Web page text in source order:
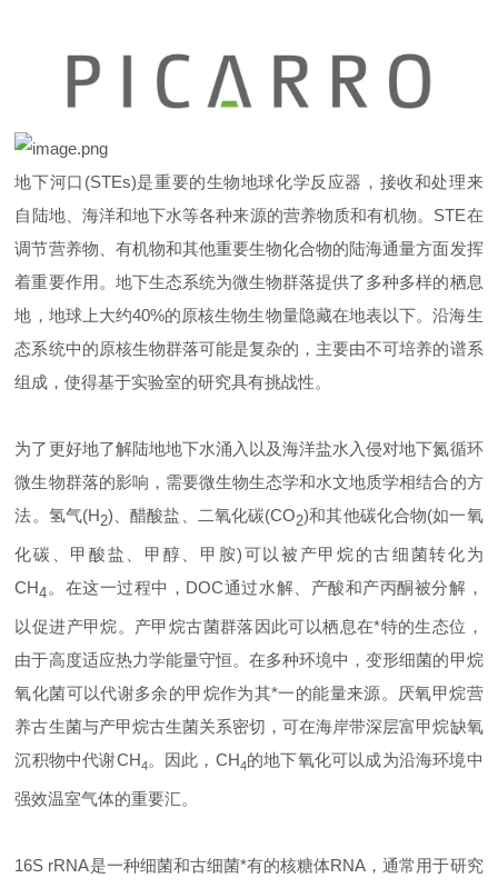
地下河口(STEs)是重要的生物地球化学反应器，接收和处理来
自陆地、海洋和地下水等各种来源的营养物质和有机物。STE在
调节营养物、有机物和其他重要生物化合物的陆海通量方面发挥
着重要作用。地下生态系统为微生物群落提供了多种多样的栖息
地，地球上大约40%的原核生物生物量隐藏在地表以下。沿海生
态系统中的原核生物群落可能是复杂的，主要由不可培养的谱系
组成，使得基于实验室的研究具有挑战性。
为了更好地了解陆地地下水涌入以及海洋盐水入侵对地下氮循环
微生物群落的影响，需要微生物生态学和水文地质学相结合的方
法。氢气(H2)、醋酸盐、二氧化碳(CO2)和其他碳化合物(如一氧
化碳、甲酸盐、甲醇、甲胺)可以被产甲烷的古细菌转化为
CH4 。在这一过程中，DOC通过水解、产酸和产丙酮被分解，
以促进产甲烷。产甲烷古菌群落因此可以栖息在*特的生态位，
由于高度适应热力学能量守恒。在多种环境中，变形细菌的甲烷
氧化菌可以代谢多余的甲烷作为其*一的能量来源。厌氧甲烷营
养古生菌与产甲烷古生菌关系密切，可在海岸带深层富甲烷缺氧
沉积物中代谢CH4。因此，CH4的地下氧化可以成为沿海环境中
强效温室气体的重要汇。
16S rRNA是一种细菌和古细菌*有的核糖体RNA，通常用于研究